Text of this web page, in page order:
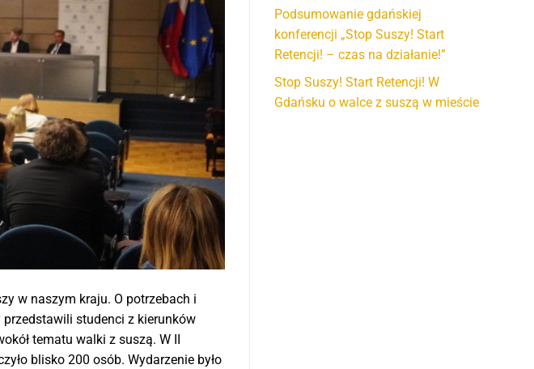
w naszym kraju. O potrzebach i
studenci z kierunków
tematu walki z suszą. W II
blisko 200 osób. Wydarzenie było
Podsumowanie gdańskiej
konferencji „Stop Suszy! Start
Retencji! – czas na działanie!”
Stop Suszy! Start Retencji! W
Gdańsku o walce z suszą w mieście